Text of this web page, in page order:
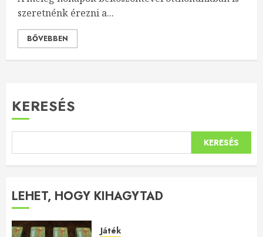
szeretnénk érezni a...
BŐVEBBEN
KERESÉS
KERESÉS
LEHET, HOGY KIHAGYTAD
Játék